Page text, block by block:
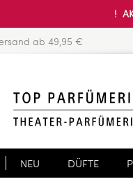
!
ab 49,95 €
NEU DÜFTE